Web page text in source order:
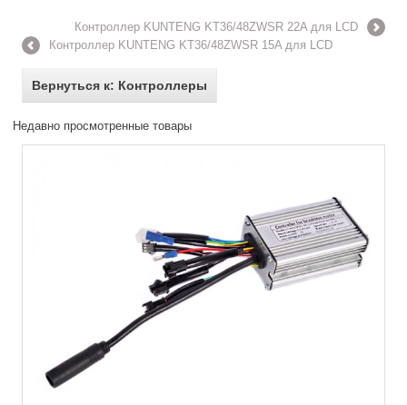
Контроллер KUNTENG KT36/48ZWSR 22A для LCD
Контроллер KUNTENG KT36/48ZWSR 15A для LCD
Вернуться к: Контроллеры
Недавно просмотренные товары